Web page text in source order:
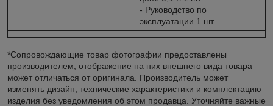
- Руководство по
эксплуатации 1 шт.
*Сопровождающие товар фотографии предоставлены
производителем, отображение на них внешнего вида товара
может отличаться от оригинала. Производитель может
изменять дизайн, технические характеристики и комплектацию
изделия без уведомления об этом продавца. Уточняйте важные